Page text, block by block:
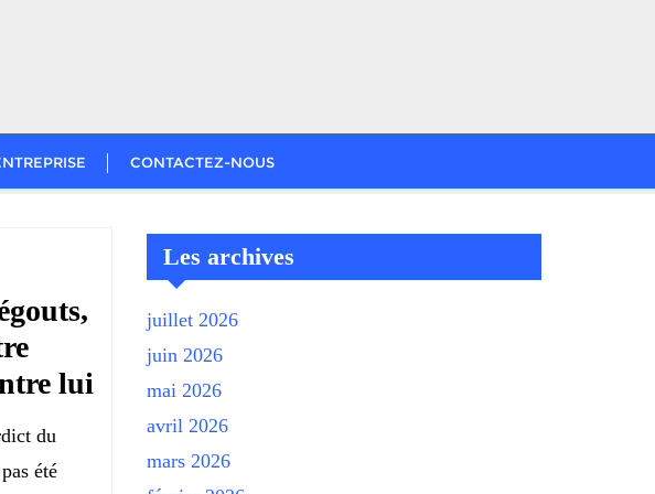
CONTACTEZ-NOUS
lui
du
été
Les archives
juillet 2026
juin 2026
mai 2026
avril 2026
mars 2026